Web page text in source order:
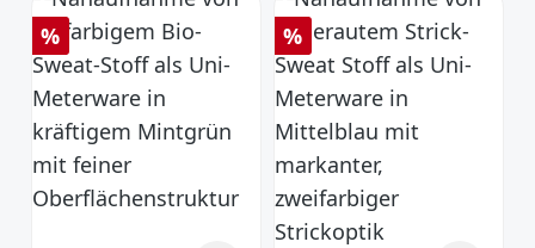
Rabatt
% Rabatt
%